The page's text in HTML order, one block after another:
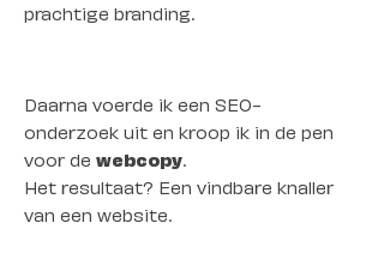
prachtige branding.
Daarna voerde ik een SEO-
onderzoek uit en kroop ik in de pen
voor de webcopy.
Het resultaat? Een vindbare knaller
van een website.